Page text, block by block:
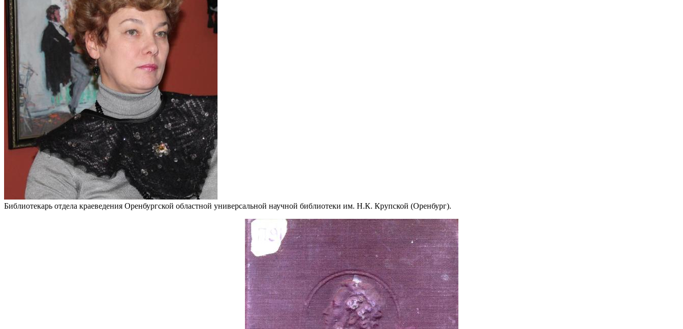
Библиотекарь отдела краеведения Оренбургской областной универсальной научной библиотеки им. Н.К. Крупской (Оренбург).